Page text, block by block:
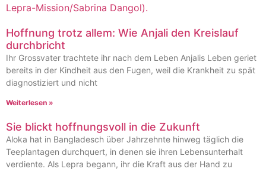
Hoffnung trotz allem: Wie Anjali den Kreislauf
durchbricht
Ihr Grossvater trachtete ihr nach dem Leben Anjalis Leben geriet
bereits in der Kindheit aus den Fugen, weil die Krankheit zu spät
diagnostiziert und nicht
Weiterlesen »
Sie blickt hoffnungsvoll in die Zukunft
Aloka hat in Bangladesch über Jahrzehnte hinweg täglich die
Teeplantagen durchquert, in denen sie ihren Lebensunterhalt
verdiente. Als Lepra begann, ihr die Kraft aus der Hand zu